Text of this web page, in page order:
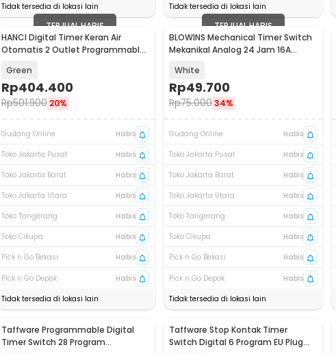
Tidak tersedia di lokasi lain
Tidak tersedia di lokasi lain
TERJUAL HABIS
HANCI Digital Timer Keran Air
Otomatis 2 Outlet Programmable
Green
Rp404.400
Rp501.900 20%
Gudang Online
Habis
Toko Jakarta Pusat
Habis
Toko Jakarta Barat
Habis
Toko Jakarta Utara
Habis
Toko Tangerang
Habis
Toko Cikupa
Habis
Pick n Go Bekasi
Habis
Pick n Go Depok
Habis
Tidak tersedia di lokasi lain
TERJUAL HABIS
BLOWINS Mechanical Timer Switch
Mekanikal Analog 24 Jam 16A
White
Rp49.700
Rp75.00034%
Gudang Online
Habis
Toko Jakarta Pusat
Habis
Toko Jakarta Barat
Habis
Toko Jakarta Utara
Habis
Toko Tangerang
Habis
Toko Cikupa
Habis
Pick n Go Bekasi
Habis
Pick n Go Depok
Habis
Tidak tersedia di lokasi lain
Taffware Programmable Digital
Timer Switch 28 Program
Taffware Stop Kontak Timer
Switch Digital 6 Program EU Plug